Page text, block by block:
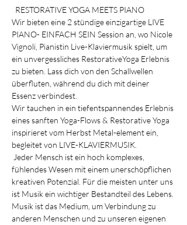
RESTORATIVE YOGA MEETS PIANO
Wir bieten eine 2 stündige einzigartige LIVE
PIANO- EINFACH SEIN Session an, wo Nicole
Vignoli, Pianistin Live-Klaviermusik spielt, um
ein unvergessliches RestorativeYoga Erlebnis
zu bieten. Lass dich von den Schallwellen
überfluten, während du dich mit deiner
Essenz verbindest.
Wir tauchen in ein tiefentspannendes Erlebnis
eines sanften Yoga-Flows & Restorative Yoga
inspirieret vom Herbst Metal-element ein,
begleitet von LIVE-KLAVIERMUSIK.
Jeder Mensch ist ein hoch komplexes,
fühlendes Wesen mit einem unerschöpflichen
kreativen Potenzial. Für die meisten unter uns
ist Musik ein wichtiger Bestandteil des Lebens.
Musik ist das Medium, um Verbindung zu
anderen Menschen und zu unseren eigenen